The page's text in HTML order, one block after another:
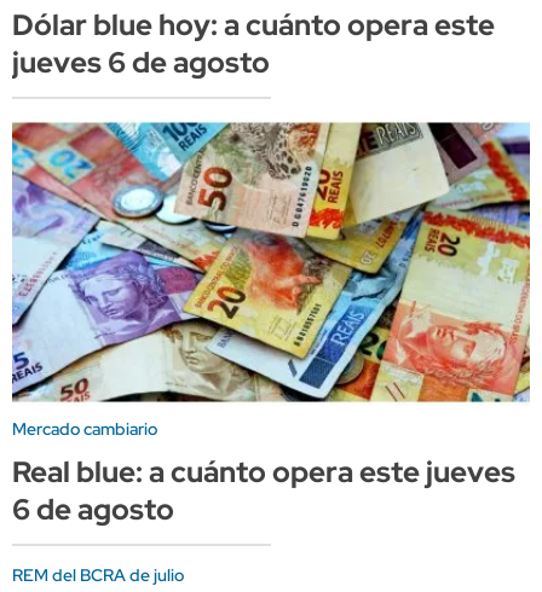
Dólar blue hoy: a cuánto opera este
jueves 6 de agosto
Mercado cambiario
Real blue: a cuánto opera este jueves
6 de agosto
REM del BCRA de julio